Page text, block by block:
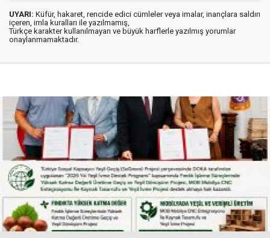
UYARI: Küfür, hakaret, rencide edici cümleler veya imalar, inançlara saldırı
içeren, imla kuralları ile yazılmamış,
Türkçe karakter kullanılmayan ve büyük harflerle yazılmış yorumlar
onaylanmamaktadır.